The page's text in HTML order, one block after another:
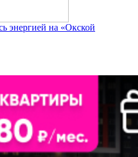
энергией на «Окской